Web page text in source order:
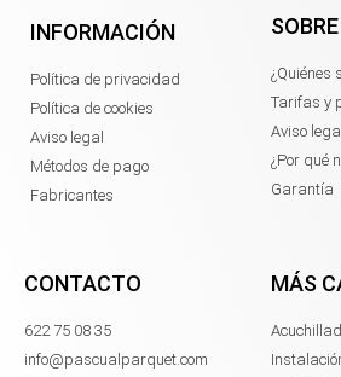
INFORMACIÓN
Política de privacidad
Política de cookies
Aviso legal
Métodos de pago
Fabricantes
¿Quiénes
Tarifas y
Aviso legal
¿Por qué
Garantía
CONTACTO
622 75 08 35
info@pascualparquet.com
MÁS